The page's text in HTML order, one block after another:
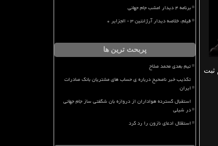
ثبت
برنامه ۴ دیدار امشب جام جهانی
فیلم، خلاصه دیدار آرژانتین ۳ - الجزایر ۰
پربحث ترین ها
تیم بعدی محمد صلاح
تکذیب خبر ناصحیح درباره ی حساب های مشتریان بانک صادرات
ایران
استقبال گسترده هواداران از دروازه بان شگفتی ساز جام جهانی
در شیلی
استقلال ادعای نازون را رد کرد